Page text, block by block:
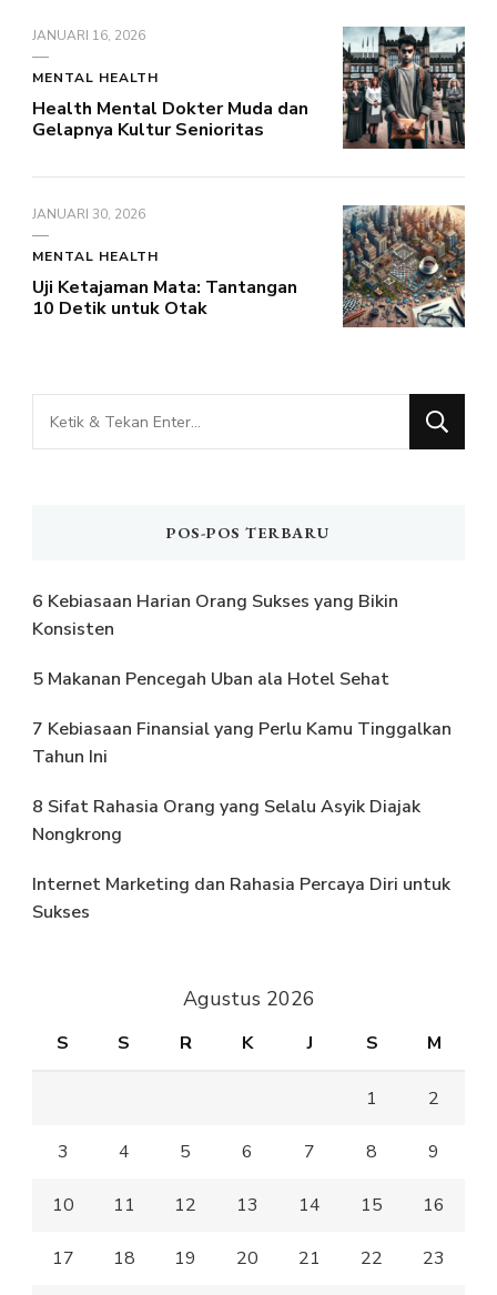
JANUARI 16, 2026
MENTAL HEALTH
Health Mental Dokter Muda dan
Gelapnya Kultur Senioritas
JANUARI 30, 2026
MENTAL HEALTH
Uji Ketajaman Mata: Tantangan
10 Detik untuk Otak
Mencari
Sesuatu?
POS-POS TERBARU
6 Kebiasaan Harian Orang Sukses yang Bikin
Konsisten
5 Makanan Pencegah Uban ala Hotel Sehat
7 Kebiasaan Finansial yang Perlu Kamu Tinggalkan
Tahun Ini
8 Sifat Rahasia Orang yang Selalu Asyik Diajak
Nongkrong
Internet Marketing dan Rahasia Percaya Diri untuk
Sukses
Agustus 2026
S S R K J S M
1 2
3 4 5 6 7 8 9
10 11 12 13 14 15 16
17 18 19 20 21 22 23